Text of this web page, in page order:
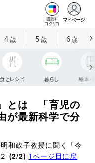
講談社
コクリコ
マイページ
4歳 5歳 6歳
食とレシピ 暮らし 絵本・
とは 「育児の
が最新科学で分
和政子教授に聞く「今
(2/2) 1ページ目に戻